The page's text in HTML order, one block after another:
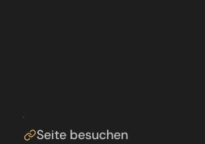
Seite besuchen